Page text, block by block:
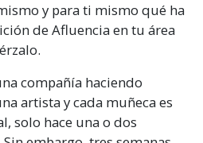
y para ti mismo qué ha
de Afluencia en tu área
compañía haciendo
artista y cada muñeca es
solo hace una o dos